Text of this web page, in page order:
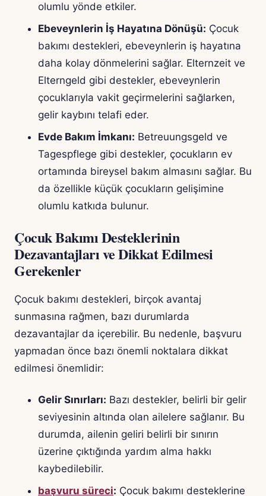
olumlu yönde etkiler.
Ebeveynlerin İş Hayatına Dönüşü: Çocuk
bakımı destekleri, ebeveynlerin iş hayatına
daha kolay dönmelerini sağlar. Elternzeit ve
Elterngeld gibi destekler, ebeveynlerin
çocuklarıyla vakit geçirmelerini sağlarken,
gelir kaybını telafi eder.
Evde Bakım İmkanı: Betreuungsgeld ve
Tagespflege gibi destekler, çocukların ev
ortamında bireysel bakım almasını sağlar. Bu
da özellikle küçük çocukların gelişimine
olumlu katkıda bulunur.
Çocuk Bakımı Desteklerinin
Dezavantajları ve Dikkat Edilmesi
Gerekenler
Çocuk bakımı destekleri, birçok avantaj
sunmasına rağmen, bazı durumlarda
dezavantajlar da içerebilir. Bu nedenle, başvuru
yapmadan önce bazı önemli noktalara dikkat
edilmesi önemlidir:
Gelir Sınırları: Bazı destekler, belirli bir gelir
seviyesinin altında olan ailelere sağlanır. Bu
durumda, ailenin geliri belirli bir sınırın
üzerine çıktığında yardım alma hakkı
kaybedilebilir.
başvuru süreci: Çocuk bakımı desteklerine